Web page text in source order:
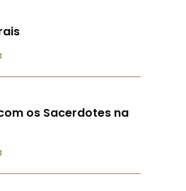
os Sacerdotes na